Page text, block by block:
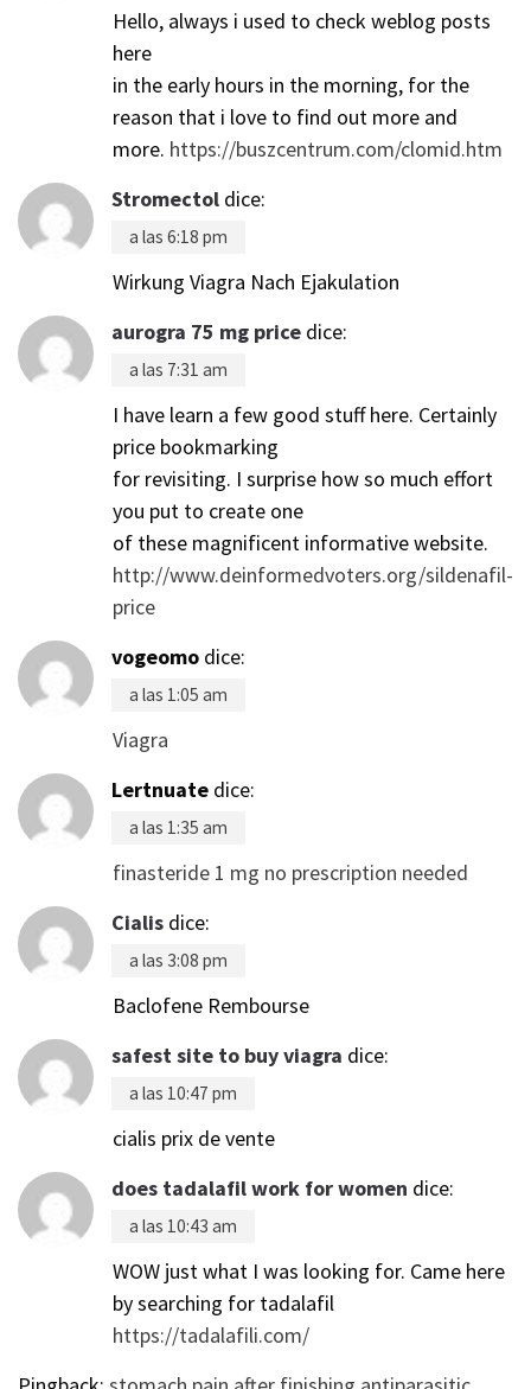
Hello, always i used to check weblog posts
here
in the early hours in the morning, for the
reason that i love to find out more and
more. https://buszcentrum.com/clomid.htm
Stromectol dice:
a las 6:18 pm
Wirkung Viagra Nach Ejakulation
aurogra 75 mg price dice:
a las 7:31 am
I have learn a few good stuff here. Certainly
price bookmarking
for revisiting. I surprise how so much effort
you put to create one
of these magnificent informative website.
http://www.deinformedvoters.org/sildenafil-
price
vogeomo dice:
a las 1:05 am
Viagra
Lertnuate dice:
a las 1:35 am
finasteride 1 mg no prescription needed
Cialis dice:
a las 3:08 pm
Baclofene Rembourse
safest site to buy viagra dice:
a las 10:47 pm
cialis prix de vente
does tadalafil work for women dice:
a las 10:43 am
WOW just what I was looking for. Came here
by searching for tadalafil
https://tadalafili.com/